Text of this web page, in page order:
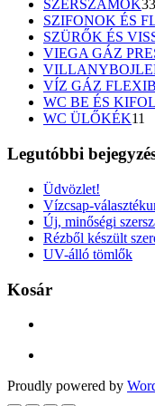
SZERSZÁMOK33
SZIFONOK ÉS
SZÜRŐK ÉS
VIEGA GÁZ
VÍZ GÁZ
WC BE ÉS
WC ÜLŐKÉK11
Legutóbbi
Üdvözlet!
Vízcsap-
Új, minőségi
Rézből készült
UV-álló tömlők
Kosár
Proudly powered by